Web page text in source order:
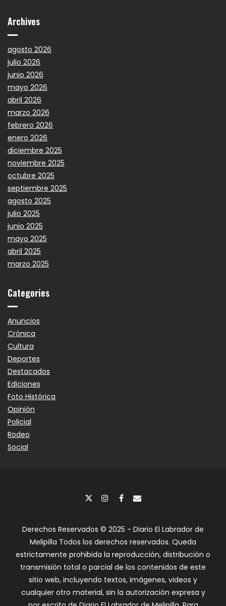
Archives
agosto 2026
julio 2026
junio 2026
mayo 2026
abril 2026
marzo 2026
febrero 2026
enero 2026
diciembre 2025
noviembre 2025
octubre 2025
septiembre 2025
agosto 2025
julio 2025
junio 2025
mayo 2025
abril 2025
marzo 2025
Categories
Anuncios
Crónica
Cultura
Deportes
Destacados
Ediciones
Foto Histórica
Opinión
Policial
Rodeo
Social
Derechos Reservados © 2025 - Diario El Labrador de
Melipilla Todos los derechos reservados. Queda
estrictamente prohibida la reproducción, distribución o
transmisión total o parcial de los contenidos de este
sitio web, incluyendo textos, imágenes, videos y
cualquier otro material, sin la autorización expresa y